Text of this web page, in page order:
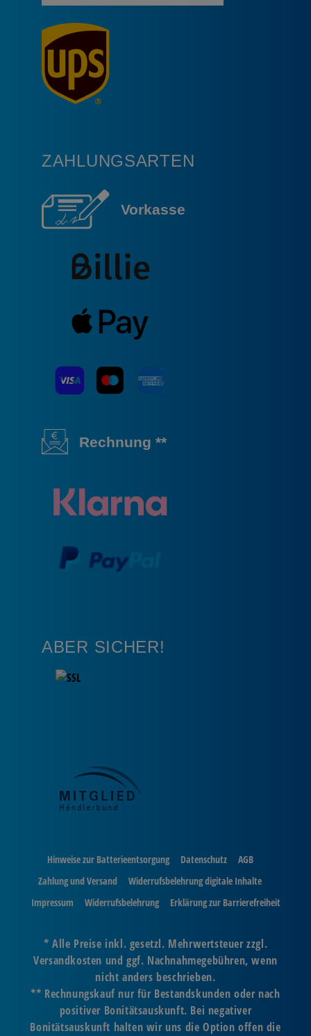
ZAHLUNGSARTEN
Vorkasse
Rechnung **
ABER SICHER!
Hinweise zur Batterieentsorgung Datenschutz
AGB
Zahlung und Versand
Widerrufsbelehrung digitale Inhalte
Impressum
Widerrufsbelehrung Erklärung zur Barrierefreiheit
* Alle Preise inkl. gesetzl. Mehrwertsteuer zzgl.
Versandkosten und ggf. Nachnahmegebühren, wenn
nicht anders beschrieben.
** Rechnungskauf nur für Bestandskunden oder nach
positiver Bonitätsauskunft. Bei negativer
Bonitätsauskunft halten wir uns die Option offen die